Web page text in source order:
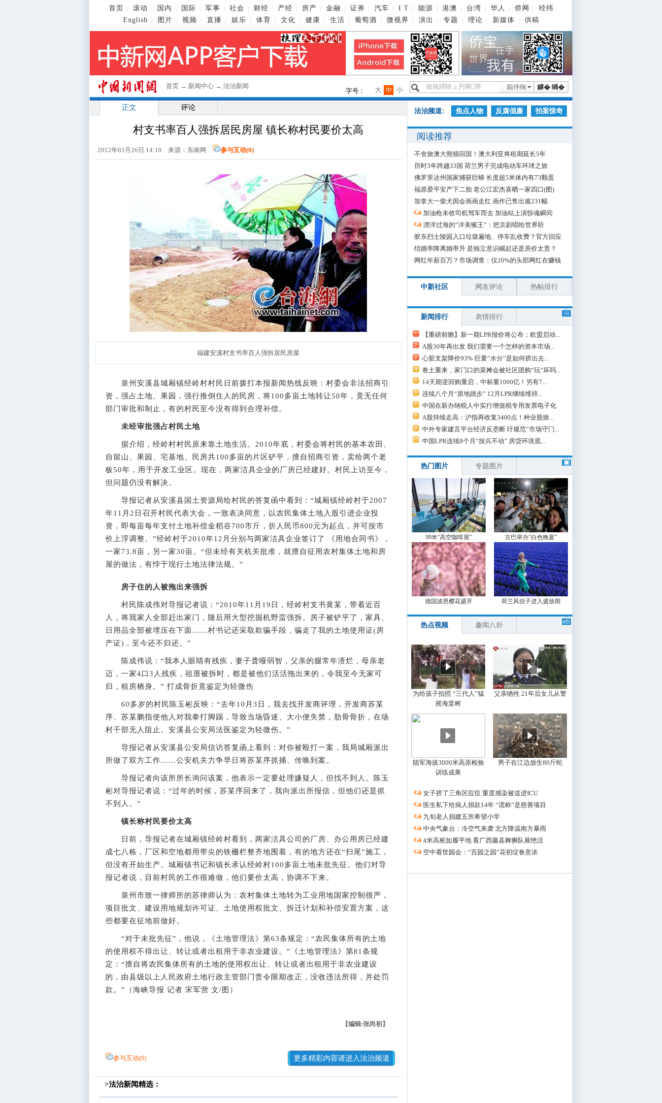
首页 滚动 国内 国际 军事 社会 财经 产经 房产 金融 证券 汽车 I T 能源 港澳 台湾 华人 侨网
经纬
English
图片 视频 直播 娱乐 体育 文化 健康 生活 葡萄酒 微视界 演出 专题 理论 新媒体 供稿
首页 → 新闻中心 → 法治新闻 鎼� 绱�
鏂伴椈
字号： 小
中
大
正文 评论
村支书率百人强拆居民房屋 镇长称村民要价太高
2012年03月26日 14:19 来源：东南网 参与互动(0)
福建安溪村支书率百人强拆居民房屋
泉州安溪县城厢镇经岭村村民日前拨打本报新闻热线反映：村委会非法招商引
资，强占土地、果园，强行推倒住人的民房，将100多亩土地转让50年，竟无任何
部门审批和制止，有的村民至今没有得到合理补偿。
未经审批强占村民土地
据介绍，经岭村村民原来靠土地生活。2010年底，村委会将村民的基本农田、
自留山、果园、宅基地、民房共100多亩的片区铲平，擅自招商引资，卖给两个老
板50年，用于开发工业区。现在，两家洁具企业的厂房已经建好。村民上访至今，
但问题仍没有解决。
导报记者从安溪县国土资源局给村民的答复函中看到：“城厢镇经岭村于2007
年11月2日召开村民代表大会，一致表决同意，以农民集体土地入股引进企业投
资，即每亩每年支付土地补偿金稻谷700市斤，折人民币800元为起点，并可按市
价上浮调整。”经岭村于2010年12月分别与两家洁具企业签订了 《用地合同书》，
一家73.8亩，另一家30亩。“但未经有关机关批准，就擅自征用农村集体土地和房
屋的做法，有悖于现行土地法律法规。”
房子住的人被拖出来强拆
村民陈成伟对导报记者说：“2010年11月19日，经岭村支书黄某，带着近百
人，将我家人全部赶出家门，随后用大型挖掘机野蛮强拆。房子被铲平了，家具、
日用品全部被埋压在下面……村书记还采取欺骗手段，骗走了我的土地使用证(房
产证)，至今还不归还。”
陈成伟说：“我本人眼睛有残疾，妻子聋哑弱智，父亲的腿常年溃烂，母亲老
迈，一家4口3人残疾，祖厝被拆时，都是被他们活活拖出来的，令我至今无家可
归，租房栖身。” 打成骨折竟鉴定为轻微伤
60多岁的村民陈玉彬反映：“去年10月3日，我去找开发商评理，开发商苏某
序、苏某鹏指使他人对我拳打脚踢，导致当场昏迷、大小便失禁，肋骨骨折，在场
村干部无人阻止。安溪县公安局法医鉴定为轻微伤。”
导报记者从安溪县公安局信访答复函上看到：对你被殴打一案，我局城厢派出
所做了双方工作……公安机关力争早日将苏某序抓捕、传唤到案。
导报记者向该所所长询问该案，他表示一定要处理嫌疑人，但找不到人。陈玉
彬对导报记者说：“过年的时候，苏某序回来了，我向派出所报信，但他们还是抓
不到人。”
镇长称村民要价太高
日前，导报记者在城厢镇经岭村看到，两家洁具公司的厂房、办公用房已经建
成七八栋，厂区和空地都用带尖的铁栅栏整齐地围着，有的地方还在“扫尾”施工，
但没有开始生产。城厢镇书记和镇长承认经岭村100多亩土地未批先征。他们对导
报记者说，目前村民的工作很难做，他们要价太高，协调不下来。
泉州市致一律师所的苏律师认为：农村集体土地转为工业用地国家控制很严，
项目批文、建设用地规划许可证、土地使用权批文、拆迁计划和补偿安置方案，这
些都要在征地前做好。
“对于未批先征”，他说，《土地管理法》第63条规定：“农民集体所有的土地
的使用权不得出让、转让或者出租用于非农业建设。”《土地管理法》第81条规
定：“擅自将农民集体所有的土地的使用权出让、转让或者出租用于非农业建设
的，由县级以上人民政府土地行政主管部门责令限期改正，没收违法所得，并处罚
款。”（海峡导报 记者 宋军营 文/图）
【编辑:张尚初】
参与互动(0) 更多精彩内容请进入法治频道
>法治新闻精选：
法治频道: 焦点人物 反腐倡廉 拍案惊奇
阅读推荐
·不舍旅澳大熊猫回国！澳大利亚将租期延长5年
·历时3年跨越33国 荷兰男子完成电动车环球之旅
·佛罗里达州国家捕获巨蟒 长度超5米体内有73颗蛋
·福原爱平安产下二胎 老公江宏杰喜晒一家四口(图)
·加拿大一柴犬因会画画走红 画作已售出逾231幅
·
加油枪未收司机驾车而去 加油站上演惊魂瞬间
·
漂洋过海的“洋美猴王”：把京剧唱给世界听
·胶东烈士陵园入口垃圾遍地、停车乱收费？官方回应
·结婚率降离婚率升 是独立意识崛起还是房价太贵？
· 网红年薪百万？市场调查：仅20%的头部网红在赚钱
中新社区 网友评论 热帖排行
新闻排行 表情排行
【重磅前瞻】新一期LPR报价将公布；欧盟启动...
A股30年再出发 我们需要一个怎样的资本市场...
心脏支架降价93% 巨量“水分”是如何挤出去...
卷土重来，家门口的菜摊会被社区团购“玩”坏吗...
14天期逆回购重启，中标量1000亿！另有7...
连续八个月“原地踏步” 12月LPR继续维持...
中国在新办纳税人中实行增值税专用发票电子化
A股持续走高：沪指再收复3400点！种业股掀...
中外专家建言平台经济反垄断 吁规范“市场守门...
中国LPR连续8个月“按兵不动” 房贷环境底...
热门图片 专题图片
99米“高空咖啡屋” 古巴举办“白色晚宴”
德国波恩樱花盛开 荷兰风信子进入盛放期
热点视频 趣闻八卦
为给孩子拍照 “三代人”猛
摇海棠树
父亲牺牲 21年后女儿从警
陆军海拔3000米高原检验
训练成果
男子在江边放生80斤蛇
·
女子挤了三角区痘痘 重度感染被送进ICU
·
医生私下给病人捐款14年 “谎称”是慈善项目
·
九旬老人捐建五所希望小学
·
中央气象台：冷空气来袭 北方降温南方暴雨
·
4米高桩如履平地 看广西藤县舞狮队展绝活
·
空中看世园会：“百园之园”花初绽春意浓